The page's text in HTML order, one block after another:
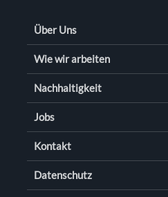
Über Uns
Wie wir arbeiten
Nachhaltigkeit
Jobs
Kontakt
Datenschutz